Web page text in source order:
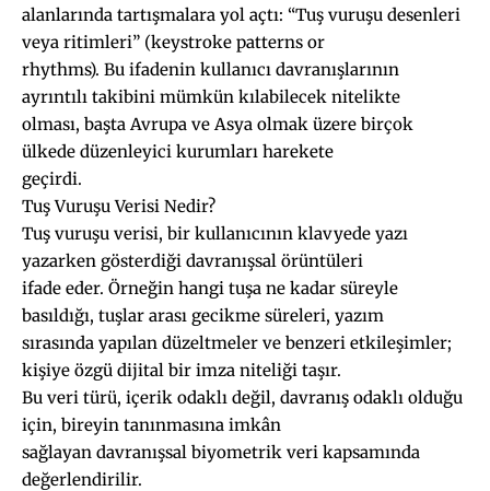
alanlarında tartışmalara yol açtı: “Tuş vuruşu desenleri
veya ritimleri” (keystroke patterns or
rhythms). Bu ifadenin kullanıcı davranışlarının
ayrıntılı takibini mümkün kılabilecek nitelikte
olması, başta Avrupa ve Asya olmak üzere birçok
ülkede düzenleyici kurumları harekete
geçirdi.
Tuş Vuruşu Verisi Nedir?
Tuş vuruşu verisi, bir kullanıcının klavyede yazı
yazarken gösterdiği davranışsal örüntüleri
ifade eder. Örneğin hangi tuşa ne kadar süreyle
basıldığı, tuşlar arası gecikme süreleri, yazım
sırasında yapılan düzeltmeler ve benzeri etkileşimler;
kişiye özgü dijital bir imza niteliği taşır.
Bu veri türü, içerik odaklı değil, davranış odaklı olduğu
için, bireyin tanınmasına imkân
sağlayan davranışsal biyometrik veri kapsamında
değerlendirilir.